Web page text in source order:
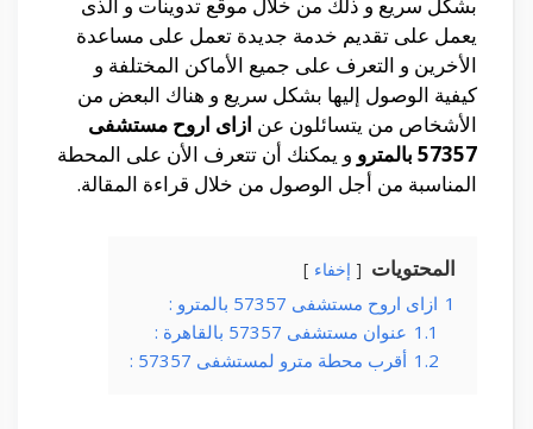
يعمل على تقديم خدمة جديدة تعمل على مساعدة
الأخرين و التعرف على جميع الأماكن المختلفة و
كيفية الوصول إليها بشكل سريع و هناك البعض من
الأشخاص من يتسائلون عن ازاى اروح مستشفى
57357 بالمترو
و يمكنك أن تتعرف الأن على المحطة
المناسبة من أجل الوصول من خلال قراءة المقالة.
المحتويات إخفاء
1 ازاى اروح مستشفى 57357 بالمترو :
1.1 عنوان مستشفى 57357 بالقاهرة :
1.2 أقرب محطة مترو لمستشفى 57357 :